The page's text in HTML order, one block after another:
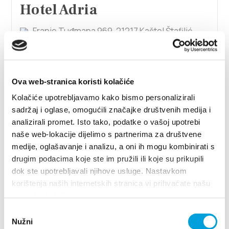
Ova web-stranica koristi kolačiće
Kolačiće upotrebljavamo kako bismo personalizirali
sadržaj i oglase, omogućili značajke društvenih medija i
analizirali promet. Isto tako, podatke o vašoj upotrebi
naše web-lokacije dijelimo s partnerima za društvene
medije, oglašavanje i analizu, a oni ih mogu kombinirati s
drugim podacima koje ste im pružili ili koje su prikupili
dok ste upotrebljavali njihove usluge. Nastavkom
korištenja naših internetskih stranica vi prihvaćate našu
pristanka
Nužni
Hotel Adria
Franje Tuđmana 969, 21217 Kaštel Štafilić
info@hotel-adria.hr
Hotel Baletna škola
don Frane Franića 1, 21214 Kaštel Kambelovac
021221912
info@hotel-baletnaskola.com